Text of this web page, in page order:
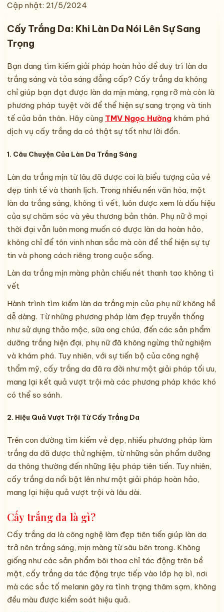
Cập nhật: 21/5/2024
Cấy Trắng Da: Khi Làn Da Nói Lên Sự Sang
Trọng
Bạn đang tìm kiếm giải pháp hoàn hảo để duy trì làn da
trắng sáng và tỏa sáng đẳng cấp? Cấy trắng da không
chỉ giúp bạn đạt được làn da mịn màng, rạng rỡ mà còn là
phương pháp tuyệt vời để thể hiện sự sang trọng và tinh
tế của bản thân. Hãy cùng TMV Ngọc Hường khám phá
dịch vụ cấy trắng da có thật sự tốt như lời đồn.
1. Câu Chuyện Của Làn Da Trắng Sáng
Làn da trắng mịn từ lâu đã được coi là biểu tượng của vẻ
đẹp tinh tế và thanh lịch. Trong nhiều nền văn hóa, một
làn da trắng sáng, không tì vết, luôn được xem là dấu hiệu
của sự chăm sóc và yêu thương bản thân. Phụ nữ ở mọi
thời đại vẫn luôn mong muốn có được làn da hoàn hảo,
không chỉ để tôn vinh nhan sắc mà còn để thể hiện sự tự
tin và phong cách riêng trong cuộc sống.
Làn da trắng mịn màng phản chiếu nét thanh tao không tì
vết
Hành trình tìm kiếm làn da trắng mịn của phụ nữ không hề
dễ dàng. Từ những phương pháp làm đẹp truyền thống
như sử dụng thảo mộc, sữa ong chúa, đến các sản phẩm
dưỡng trắng hiện đại, phụ nữ đã không ngừng thử nghiệm
và khám phá. Tuy nhiên, với sự tiến bộ của công nghệ
thẩm mỹ, cấy trắng da đã ra đời như một giải pháp tối ưu,
mang lại kết quả vượt trội mà các phương pháp khác khó
có thể so sánh.
2. Hiệu Quả Vượt Trội Từ Cấy Trắng Da
Trên con đường tìm kiếm vẻ đẹp, nhiều phương pháp làm
trắng da đã được thử nghiệm, từ những sản phẩm dưỡng
da thông thường đến những liệu pháp tiên tiến. Tuy nhiên,
cấy trắng da nổi bật lên như một giải pháp hoàn hảo,
mang lại hiệu quả vượt trội và lâu dài.
Cấy trắng da là gì?
Cấy trắng da là công nghệ làm đẹp tiên tiến giúp làn da
trở nên trắng sáng, mịn màng từ sâu bên trong. Không
giống như các sản phẩm bôi thoa chỉ tác động trên bề
mặt, cấy trắng da tác động trực tiếp vào lớp hạ bì, nơi
mà các sắc tố melanin gây ra tình trạng thâm sạm, không
đều màu được kiểm soát hiệu quả.